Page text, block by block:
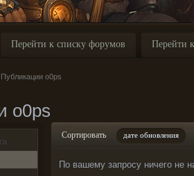
Перейти к списку форумов Перейти
Публикации o0ps
o0ps
Сортировать дате обновления
По вашему запросу ничего не